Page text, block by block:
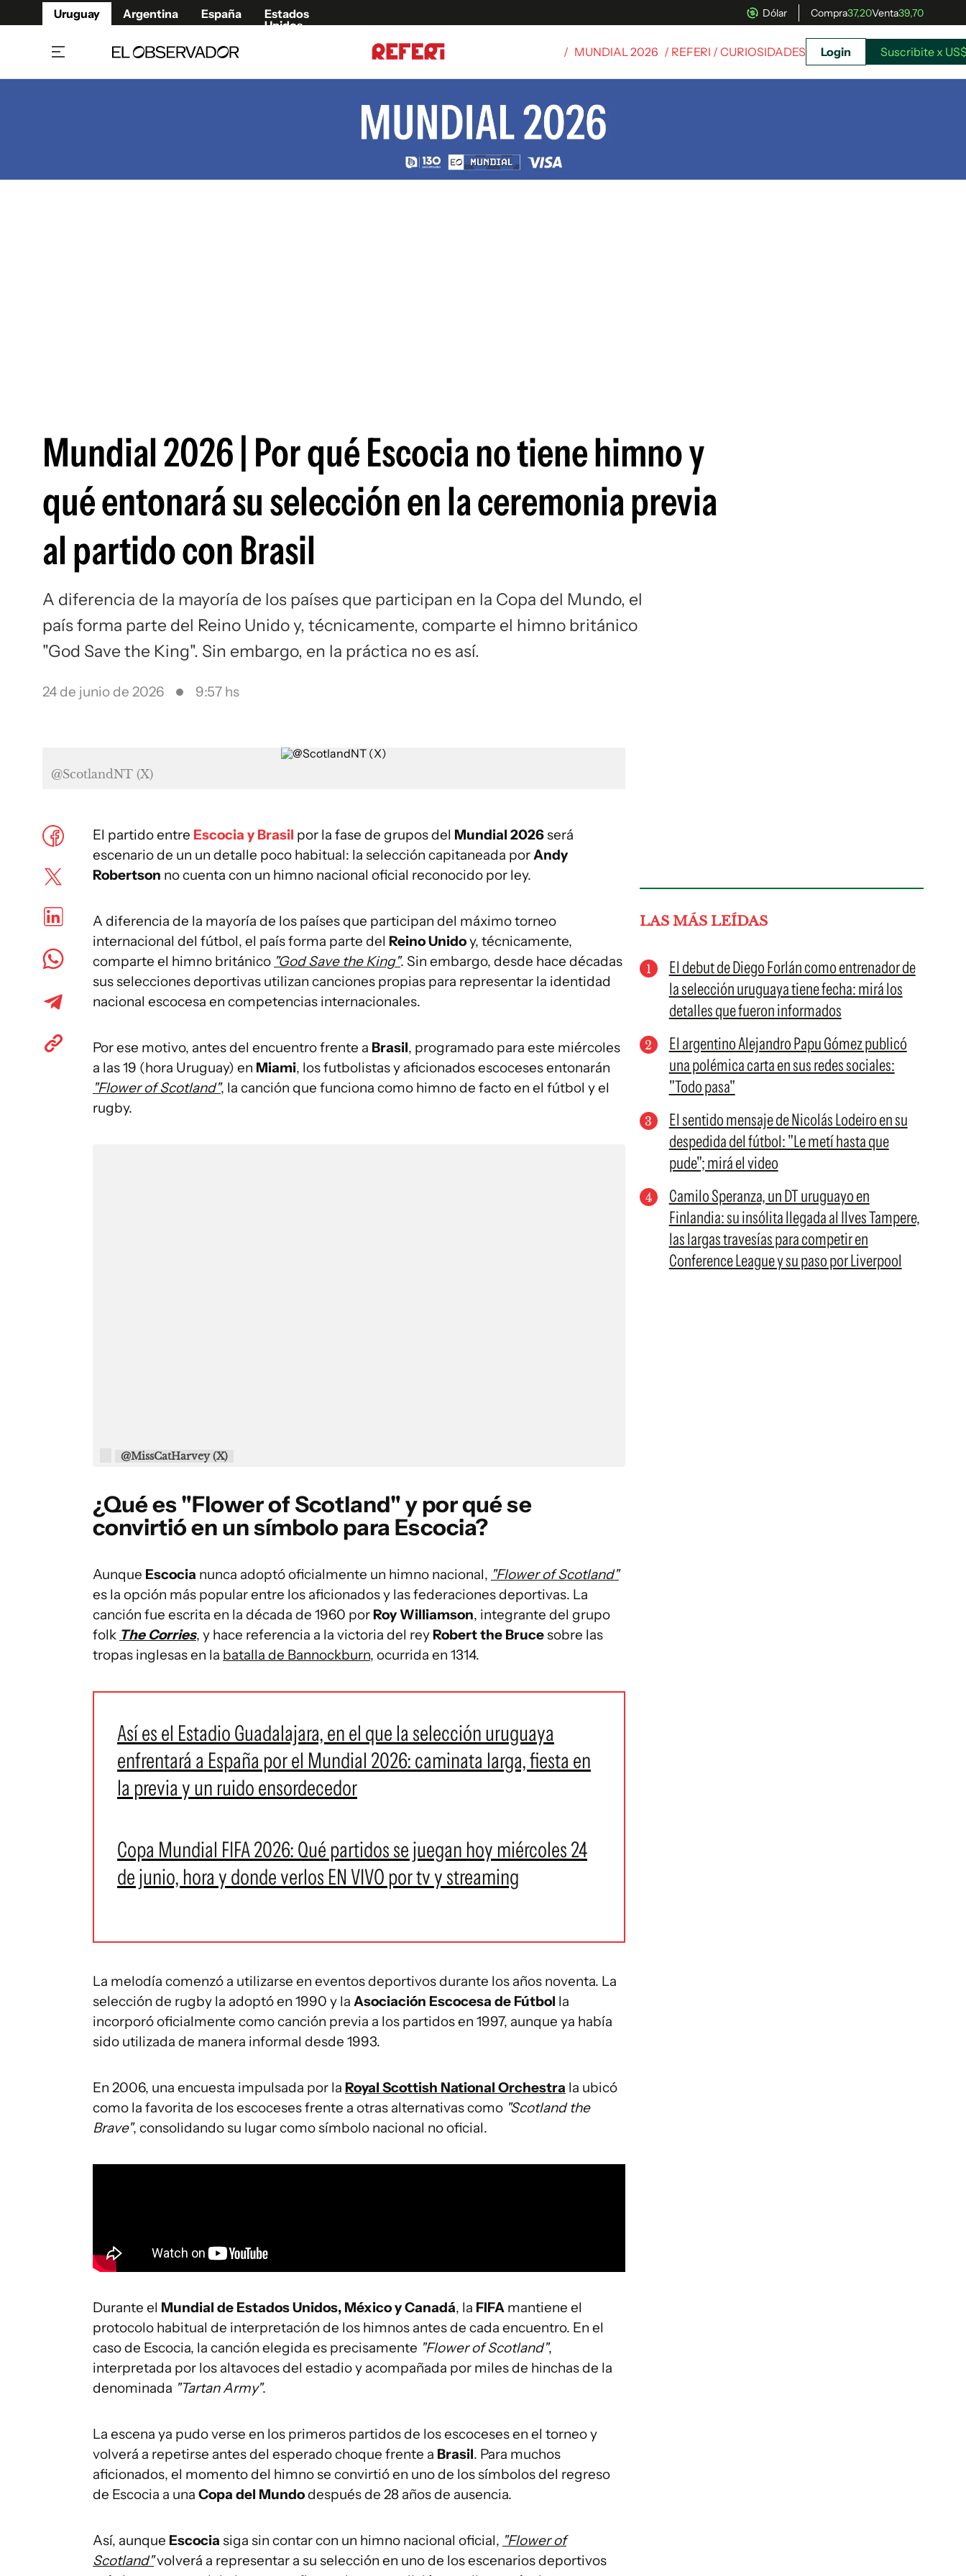
Uruguay Argentina España
Estados
Unidos
Dólar Compra37,20Venta39,70
/ MUNDIAL 2026 / REFERI / CURIOSIDADES Login Suscribite x
Mundial 2026 | Por qué Escocia no tiene himno y
qué entonará su selección en la ceremonia previa
al partido con Brasil
A diferencia de la mayoría de los países que participan en la Copa del Mundo, el
país forma parte del Reino Unido y, técnicamente, comparte el himno británico
"God Save the King". Sin embargo, en la práctica no es así.
24 de junio de 2026 9:57 hs
@ScotlandNT (X)
El partido entre Escocia y Brasil por la fase de grupos del Mundial 2026será
escenario de un un detalle poco habitual: la selección capitaneada porAndy
Robertson no cuenta con un himno nacional oficial reconocido por ley.
A diferencia de la mayoría de los países que participan del máximo torneo
internacional del fútbol, el país forma parte del Reino Unidoy, técnicamente,
comparte el himno británico "God Save the King". Sin embargo, desde hace décadas
sus selecciones deportivas utilizan canciones propias para representar la identidad
nacional escocesa en competencias internacionales.
Por ese motivo, antes del encuentro frente a Brasil, programado para este miércoles
a las 19 (hora Uruguay) en Miami, los futbolistas y aficionados escoceses entonarán
"Flower of Scotland", la canción que funciona como himno de facto en el fútbol y el
rugby.
@MissCatHarvey (X)
¿Qué es "Flower of Scotland" y por qué se
convirtió en un símbolo para Escocia?
Aunque Escocia nunca adoptó oficialmente un himno nacional, "Flower of Scotland"
es la opción más popular entre los aficionados y las federaciones deportivas. La
canción fue escrita en la década de 1960 porRoy Williamson, integrante del grupo
folk The Corries, y hace referencia a la victoria del reyRobert the Brucesobre las
tropas inglesas en la batalla de Bannockburn, ocurrida en 1314.
Así es el Estadio Guadalajara, en el que la selección uruguaya
enfrentará a España por el Mundial 2026: caminata larga, fiesta en
la previa y un ruido ensordecedor
Copa Mundial FIFA 2026: Qué partidos se juegan hoy miércoles 24
de junio, hora y donde verlos EN VIVO por tv y streaming
La melodía comenzó a utilizarse en eventos deportivos durante los años noventa. La
selección de rugby la adoptó en 1990 y la Asociación Escocesa de Fútbol la
incorporó oficialmente como canción previa a los partidos en 1997, aunque ya había
sido utilizada de manera informal desde 1993.
En 2006, una encuesta impulsada por la Royal Scottish National Orchestra la ubicó
como la favorita de los escoceses frente a otras alternativas como "Scotland the
Brave", consolidando su lugar como símbolo nacional no oficial.
Durante el Mundial de Estados Unidos, México y Canadá, la FIFA mantiene el
protocolo habitual de interpretación de los himnos antes de cada encuentro. En el
caso de Escocia, la canción elegida es precisamente "Flower of Scotland",
interpretada por los altavoces del estadio y acompañada por miles de hinchas de la
denominada "Tartan Army".
La escena ya pudo verse en los primeros partidos de los escoceses en el torneo y
volverá a repetirse antes del esperado choque frente a Brasil. Para muchos
aficionados, el momento del himno se convirtió en uno de los símbolos del regreso
de Escocia a una Copa del Mundodespués de 28 años de ausencia.
Así, aunque Escocia siga sin contar con un himno nacional oficial, "Flower of
Scotland"volverá a representar a su selección en uno de los escenarios deportivos
LAS MÁS LEÍDAS
El debut de Diego Forlán como entrenador de
la selección uruguaya tiene fecha: mirá los
detalles que fueron informados
El argentino Alejandro Papu Gómez publicó
una polémica carta en sus redes sociales:
"Todo pasa"
El sentido mensaje de Nicolás Lodeiro en su
despedida del fútbol: "Le metí hasta que
pude"; mirá el video
Camilo Speranza, un DT uruguayo en
Finlandia: su insólita llegada al Ilves Tampere,
las largas travesías para competir en
Conference League y su paso por Liverpool